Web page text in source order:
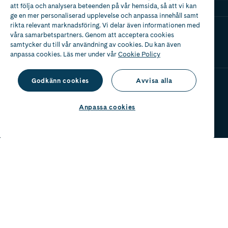
Ladda ner vår app
Apotek med tillstånd
att följa och analysera beteenden på vår hemsida, så att vi kan
ge en mer personaliserad upplevelse och anpassa innehåll samt
rikta relevant marknadsföring. Vi delar även informationen med
våra samarbetspartners. Genom att acceptera cookies
samtycker du till vår användning av cookies. Du kan även
anpassa cookies. Läs mer under vårCookie Policy
Godkänn cookies Avvisa alla
Anpassa cookies